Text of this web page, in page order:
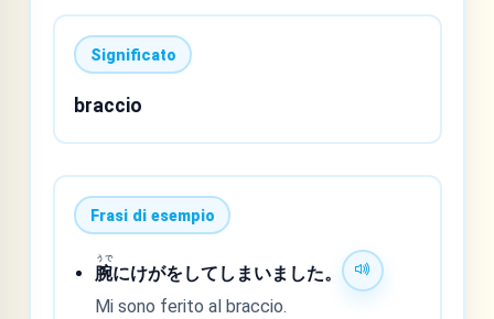
Significato
braccio
Frasi di esempio
腕
うで
にけがをしてしまいました。
Mi sono ferito al braccio.